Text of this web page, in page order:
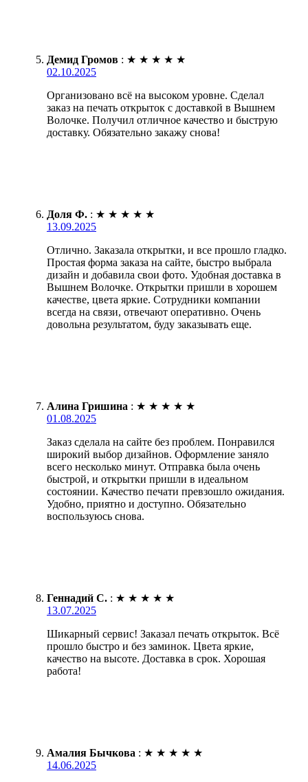
Демид Громов : ★ ★ ★ ★ ★
02.10.2025
Организовано всё на высоком уровне. Сделал
заказ на печать открыток с доставкой в Вышнем
Волочке. Получил отличное качество и быструю
доставку. Обязательно закажу снова!
Доля Ф. : ★ ★ ★ ★ ★
13.09.2025
Отлично. Заказала открытки, и все прошло гладко.
Простая форма заказа на сайте, быстро выбрала
дизайн и добавила свои фото. Удобная доставка в
Вышнем Волочке. Открытки пришли в хорошем
качестве, цвета яркие. Сотрудники компании
всегда на связи, отвечают оперативно. Очень
довольна результатом, буду заказывать еще.
Алина Гришина : ★ ★ ★ ★ ★
01.08.2025
Заказ сделала на сайте без проблем. Понравился
широкий выбор дизайнов. Оформление заняло
всего несколько минут. Отправка была очень
быстрой, и открытки пришли в идеальном
состоянии. Качество печати превзошло ожидания.
Удобно, приятно и доступно. Обязательно
воспользуюсь снова.
Геннадий С. : ★ ★ ★ ★ ★
13.07.2025
Шикарный сервис! Заказал печать открыток. Всё
прошло быстро и без заминок. Цвета яркие,
качество на высоте. Доставка в срок. Хорошая
работа!
Амалия Бычкова : ★ ★ ★ ★ ★
14.06.2025